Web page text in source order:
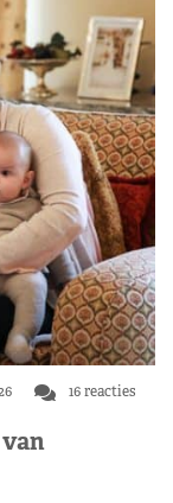
16 reacties